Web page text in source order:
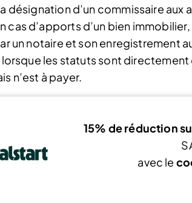
désignation d’un commissaire
cas d’apports d’un bien
un notaire et son enregistrement
les statuts sont directement
n’est à payer.
15% de réduction
avec le